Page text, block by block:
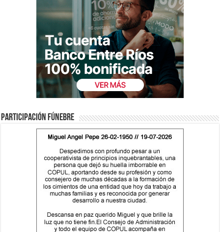
Participación fúnebre